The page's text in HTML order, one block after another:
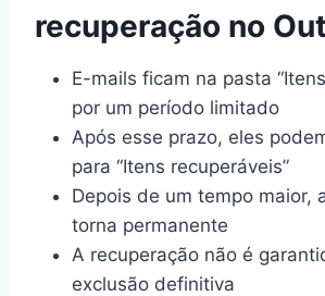
recuperação no
E-mails ficam na pasta
por um período limitado
Após esse prazo, eles
para “Itens recuperáveis”
Depois de um tempo maior,
torna permanente
A recuperação não é
exclusão definitiva